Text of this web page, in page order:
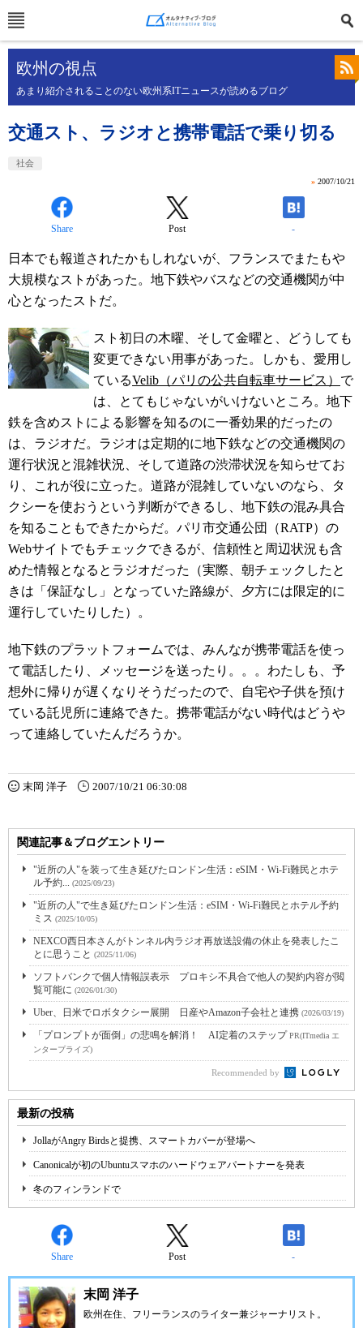
欧州の視点
あまり紹介されることのない欧州系ITニュースが読めるブログ
交通スト、ラジオと携帯電話で乗り切る
社会
» 2007/10/21
Share Post -
日本でも報道されたかもしれないが、フランスでまたもや
大規模なストがあった。地下鉄やバスなどの交通機関が中
心となったストだ。
スト初日の木曜、そして金曜と、どうしても
変更できない用事があった。しかも、愛用し
ているVelib（パリの公共自転車サービス） で
は、とてもじゃないがいけないところ。地下
鉄を含めストによる影響を知るのに一番効果的だったの
は、ラジオだ。ラジオは定期的に地下鉄などの交通機関の
運行状況と混雑状況、そして道路の渋滞状況を知らせてお
り、これが役に立った。道路が混雑していないのなら、タ
クシーを使おうという判断ができるし、地下鉄の混み具合
を知ることもできたからだ。パリ市交通公団（RATP）の
Webサイトでもチェックできるが、信頼性と周辺状況も含
めた情報となるとラジオだった（実際、朝チェックしたと
きは「保証なし」となっていた路線が、夕方には限定的に
運行していたりした）。
地下鉄のプラットフォームでは、みんなが携帯電話を使っ
て電話したり、メッセージを送ったり。。。わたしも、予
想外に帰りが遅くなりそうだったので、自宅や子供を預け
ている託児所に連絡できた。携帯電話がない時代はどうや
って連絡していたんだろうか。
末岡 洋子 2007/10/21 06:30:08
関連記事＆ブログエントリー
"近所の人"を装って生き延びたロンドン生活：eSIM・Wi-Fi難民とホテ
ル予約... (2025/09/23)
"近所の人"で生き延びたロンドン生活：eSIM・Wi-Fi難民とホテル予約
ミス (2025/10/05)
NEXCO西日本さんがトンネル内ラジオ再放送設備の休止を発表したこ
とに思うこと (2025/11/06)
ソフトバンクで個人情報誤表示 プロキシ不具合で他人の契約内容が閲
覧可能に (2026/01/30)
Uber、日米でロボタクシー展開 日産やAmazon子会社と連携 (2026/03/19)
「プロンプトが面倒」の悲鳴を解消！ AI定着のステップPR(ITmedia エ
ンタープライズ)
Recommended by
最新の投稿
JollaがAngry Birdsと提携、スマートカバーが登場へ
Canonicalが初のUbuntuスマホのハードウェアパートナーを発表
冬のフィンランドで
Share Post -
末岡 洋子
欧州在住、フリーランスのライター兼ジャーナリスト。